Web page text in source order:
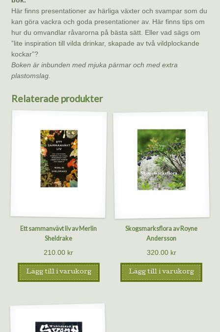
Här finns presentationer av härliga växter och svampar som du
kan göra vackra och goda presentationer av. Här finns tips om
hur du omvandlar råvarorna på bästa sätt. Eller vad sägs om
”lite inspiration till vilda drinkar, skapade av två vildplockande
kockar”?
Boken är inbunden med mjuka pärmar och med extra
plastomslag.
Relaterade produkter
Ett sammanvävt liv av Merlin
Sheldrake
210.00 kr
Lägg till i varukorg
Skogsmarksflora av Royne
Andersson
320.00 kr
Lägg till i varukorg